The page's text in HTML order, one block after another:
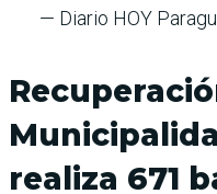
— Diario HOY
realiza 671